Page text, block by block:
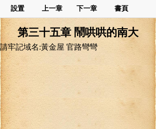
設置 上一章 下一章 書頁
第三十五章 鬧哄哄的南大
請牢記域名:黃金屋 官路彎彎